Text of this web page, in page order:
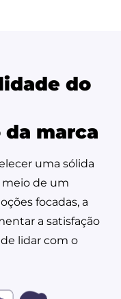
do
marca
uma sólida
meio de um
focadas, a
a satisfação
lidar com o